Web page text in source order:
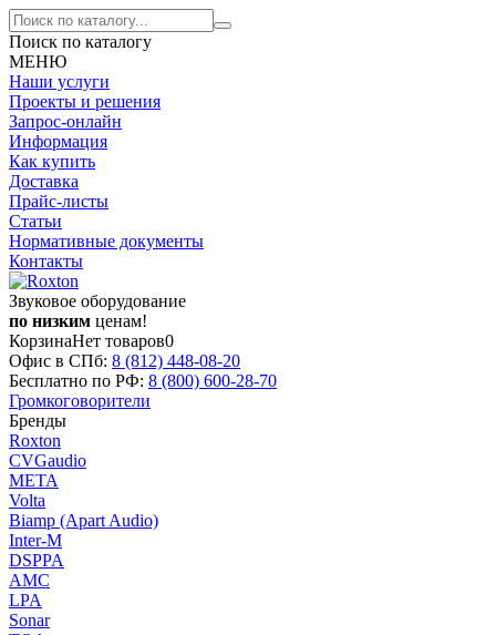
Поиск по каталогу
МЕНЮ
Наши услуги
Проекты и решения
Запрос-онлайн
Информация
Как купить
Доставка
Прайс-листы
Статьи
Нормативные документы
Контакты
Звуковое оборудование
по низким ценам!
КорзинаНет товаров0
Офис в СПб: 8 (812) 448-08-20
Бесплатно по РФ: 8 (800) 600-28-70
Громкоговорители
Бренды
Roxton
CVGaudio
МЕТА
Volta
Biamp (Apart Audio)
Inter-M
DSPPA
AMC
LPA
Sonar